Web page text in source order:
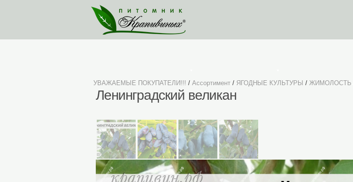
УВАЖАЕМЫЕ ПОКУПАТЕЛИ!!! / Ассортимент / ЯГОДНЫЕ КУЛЬТУРЫ / ЖИМОЛОСТЬ
Ленинградский великан